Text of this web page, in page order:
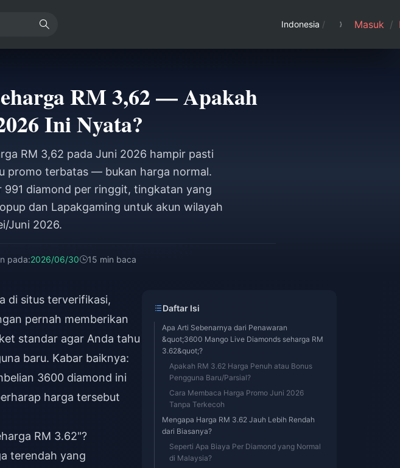
Indonesia / Masuk /
RM 3,62 — Apakah
Ini Nyata?
RM 3,62 pada Juni 2026 hampir pasti
promo terbatas — bukan harga normal.
diamond per ringgit, tingkatan yang
dan Lapakgaming untuk akun wilayah
Juni 2026.
pada:2026/06/30 15 min baca
di situs terverifikasi,
pernah memberikan
standar agar Anda tahu
baru. Kabar baiknya:
3600 diamond ini
harga tersebut
RM 3.62"?
terendah yang
Daftar Isi
Apa Arti Sebenarnya dari Penawaran
&quot;3600 Mango Live Diamonds seharga RM
3.62&quot;?
Apakah RM 3.62 Harga Penuh atau Bonus
Pengguna Baru/Parsial?
Cara Membaca Harga Promo Juni 2026
Tanpa Terkecoh
Mengapa Harga RM 3.62 Jauh Lebih Rendah
dari Biasanya?
Seperti Apa Biaya Per Diamond yang Normal
di Malaysia?